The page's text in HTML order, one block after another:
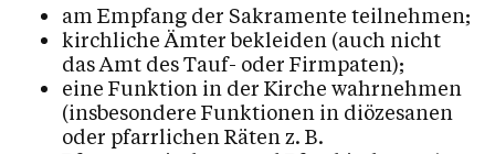
am Empfang der Sakramente teilnehmen;
kirchliche Ämter bekleiden (auch nicht
das Amt des Tauf- oder Firmpaten);
eine Funktion in der Kirche wahrnehmen
(insbesondere Funktionen in diözesanen
oder pfarrlichen Räten z. B.